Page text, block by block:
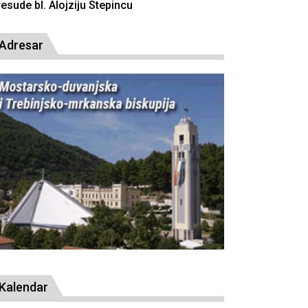
bl. Alojziju Stepincu